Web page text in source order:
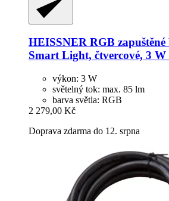
HEISSNER RGB zapuštěné
Smart Light, čtvercové, 3 W
výkon: 3 W
světelný tok: max. 85 lm
barva světla: RGB
2 279,00 Kč
Doprava zdarma do 12. srpna